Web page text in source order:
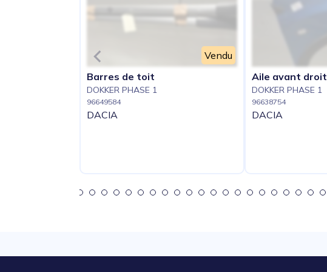
Vendu
Barres de toit
DOKKER PHASE 1
96649584
DACIA
Aile avant droit
DOKKER PHASE 1
96638754
DACIA